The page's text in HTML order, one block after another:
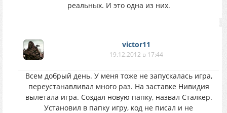
реальных. И это одна из них.
victor11
19.12.2012 в 17:44
Всем добрый день. У меня тоже не запускалась игра,
переустанавливал много раз. На заставке Нивидия
вылетала игра. Создал новую папку, назвал Сталкер.
Установил в папку игру, код не писал и не